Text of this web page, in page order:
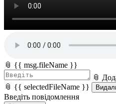
📎 {{ msg.fileName }}
📎
📎 {{ selectedFileName }}
Введіть повідомлення